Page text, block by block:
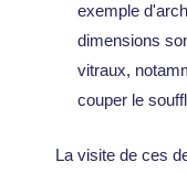
exemple
dimensions
vitraux,
couper le
La visite de ces